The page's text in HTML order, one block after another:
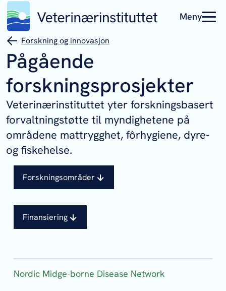
Meny
Forskning og innovasjon
Pågående
forskningsprosjekter
Veterinærinstituttet yter forskningsbasert
forvaltningstøtte til myndighetene på
områdene mattrygghet, fôrhygiene, dyre-
og fiskehelse.
Forskningsområder
Finansiering
Nordic Midge-borne Disease Network